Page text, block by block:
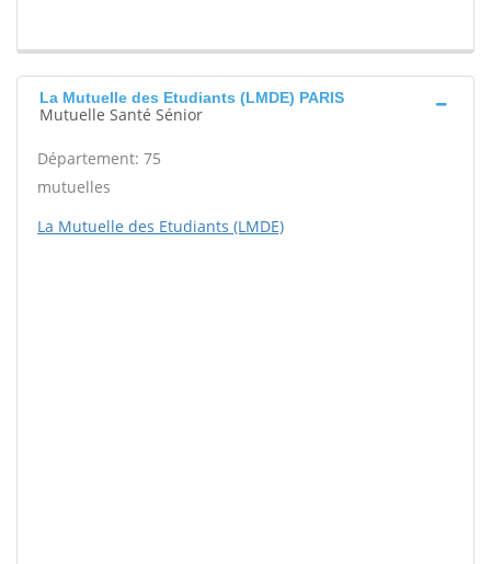
La Mutuelle des Etudiants (LMDE) PARIS
Mutuelle Santé Sénior
Département: 75
mutuelles
La Mutuelle des Etudiants (LMDE)